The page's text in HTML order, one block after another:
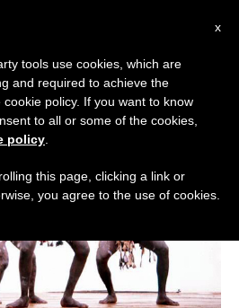
x
tools use cookies, which are
and required to achieve the
policy. If you want to know
to all or some of the cookies,
policy
this page, clicking a link or
you agree to the use of cookies.